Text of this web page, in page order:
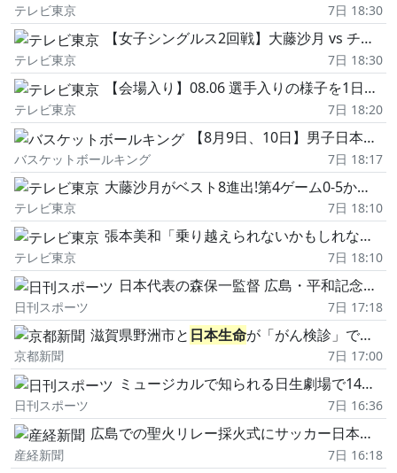
テレビ東京 7日 18:30
【女子シングルス2回戦】大藤沙月 vs チャン・リリー|WTTチャンピオンズ横浜2026
テレビ東京 7日 18:30
【会場入り】08.06 選手入りの様子を1日分一気見せ!|WTTチャンピオンズ横浜2026
テレビ東京 7日 18:20
【8月9日、10日】男子日本代表「
バスケットボールキング 7日 18:17
大藤沙月がベスト8進出!第4ゲーム0-5から逆転「自分のダメなところが出た。次に活かしたい」【卓球 WTT横浜】
テレビ東京 7日 18:10
張本美和「乗り越えられないかもしれないと思った」0-2から中国・陳熠に大逆転!【卓球 WTT横浜】
テレビ東京 7日 18:10
日本代表の森保一監督 広島・平和記念公園での採火式に参加へ アジア大会聖火リレー
日刊スポーツ 7日 17:18
滋賀県野洲市と 日本生命が「がん検診」で連携協定 スマホアプリで健康ポイント獲得
京都新聞 7日 17:00
ミュージカルで知られる日生劇場で14年ぶり歌舞伎、27年4月 歌舞伎座は舞台更新工事で休館
日刊スポーツ 7日 16:36
広島での聖火リレー採火式にサッカー日本代表・森保一監督出席 愛知・名古屋アジア大会
産経新聞 7日 16:18